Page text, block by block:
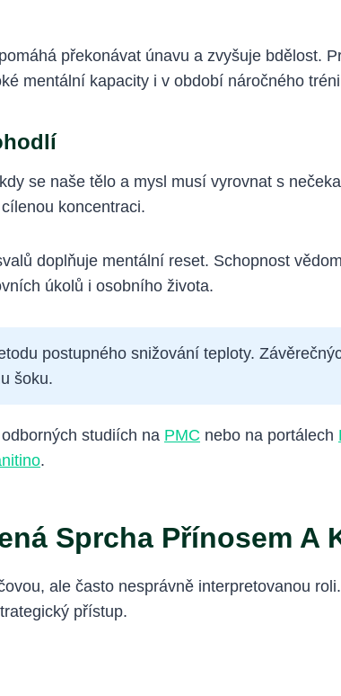
překonávat únavu a zvyšuje bdělost.
mentální kapacity i v období náročného
se naše tělo a mysl musí vyrovnat s
koncentraci.
doplňuje mentální reset. Schopnost
úkolů i osobního života.
postupného snižování teploty.
šoku.
studiích na PMC nebo na portálech
.
Sprcha Přínosem A
ale často nesprávně interpretovanou
přístup.